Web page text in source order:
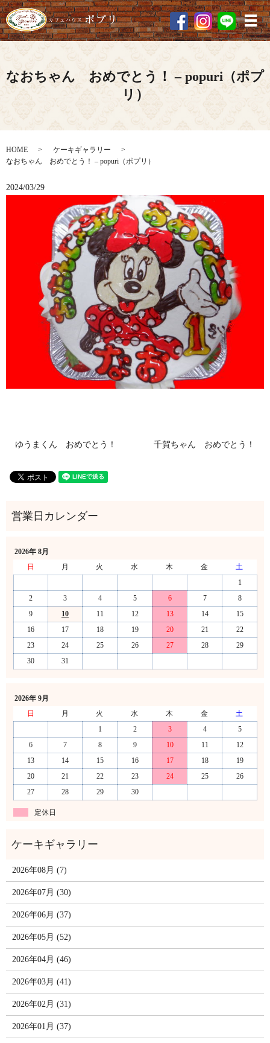
メ
なおちゃん おめでとう！ – popuri（ポプ
リ）
HOME
ケーキギャラリー
なおちゃん おめでとう！ – popuri（ポプリ）
2024/03/29
ゆうまくん おめでとう！ 千賀ちゃん おめでとう！
2026年 8月
日
月 火 水 木 金
土
1
2
3 4 5 6 7
8
9
10 11 12 13 14
15
16
17 18 19 20 21
22
23
24 25 26 27 28
29
30
31
2026年 9月
日
月 火 水 木 金
土
1
2 3 4
5
6
7 8 9 10 11
12
13
14 15 16 17 18
19
20
21 22 23 24 25
26
27
28 29 30
定休日
2026年08月 (7)
2026年07月 (30)
2026年06月 (37)
2026年05月 (52)
2026年04月 (46)
2026年03月 (41)
2026年02月 (31)
2026年01月 (37)